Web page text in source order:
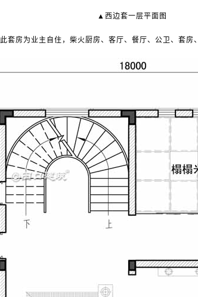
▲西边套一层平面图
此套房为业主自住，柴火厨房、客厅、餐厅、公卫、套房